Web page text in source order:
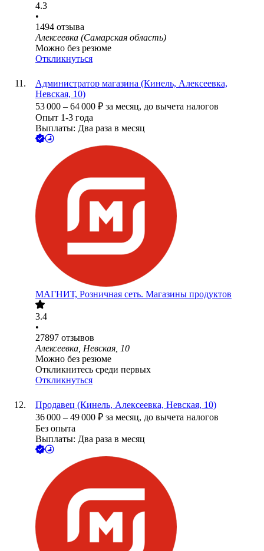
4.3
•
1494 отзыва
Алексеевка (Самарская область)
Можно без резюме
Откликнуться
Администратор магазина (Кинель, Алексеевка,
Невская, 10)
53 000 – 64 000 ₽ за месяц, до вычета налогов
Опыт 1-3 года
Выплаты: Два раза в месяц
МАГНИТ, Розничная сеть. Магазины продуктов
3.4
•
27897 отзывов
Алексеевка, Невская, 10
Можно без резюме
Откликнитесь среди первых
Откликнуться
Продавец (Кинель, Алексеевка, Невская, 10)
36 000 – 49 000 ₽ за месяц, до вычета налогов
Без опыта
Выплаты: Два раза в месяц